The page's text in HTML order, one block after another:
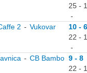
25 -
-
2 - Vukovar
10 - 6
22 -
-
- CB Bambo 9 - 8
22 -